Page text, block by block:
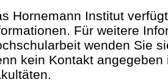
Hornemann Institut
Für weitere
wenden Sie
kein Kontakt